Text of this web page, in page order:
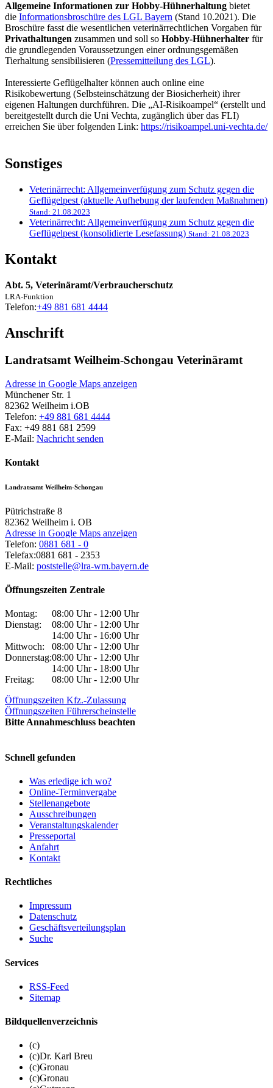
Allgemeine Informationen zur Hobby-Hühnerhaltung bietet
die Informationsbroschüre des LGL Bayern (Stand 10.2021). Die
Broschüre fasst die wesentlichen veterinärrechtlichen Vorgaben für
Privathaltungen zusammen und soll so Hobby-Hühnerhalter für
die grundlegenden Voraussetzungen einer ordnungsgemäßen
Tierhaltung sensibilisieren (Pressemitteilung des LGL).
Interessierte Geflügelhalter können auch online eine
Risikobewertung (Selbsteinschätzung der Biosicherheit) ihrer
eigenen Haltungen durchführen. Die „AI-Risikoampel“ (erstellt und
bereitgestellt durch die Uni Vechta, zugänglich über das FLI)
erreichen Sie über folgenden Link: https://risikoampel.uni-vechta.de/
Sonstiges
Veterinärrecht: Allgemeinverfügung zum Schutz gegen die
Geflügelpest (aktuelle Aufhebung der laufenden Maßnahmen)
Stand: 21.08.2023
Veterinärrecht: Allgemeinverfügung zum Schutz gegen die
Geflügelpest (konsolidierte Lesefassung) Stand: 21.08.2023
Kontakt
Abt. 5, Veterinäramt/Verbraucherschutz
LRA-Funktion
Telefon:+49 881 681 4444
Anschrift
Landratsamt Weilheim-Schongau Veterinäramt
Adresse in Google Maps anzeigen
Münchener Str. 1
82362 Weilheim i.OB
Telefon: +49 881 681 4444
Fax: +49 881 681 2599
E-Mail: Nachricht senden
Kontakt
Landratsamt Weilheim-Schongau
Pütrichstraße 8
82362 Weilheim i. OB
Adresse in Google Maps anzeigen
Telefon: 0881 681 - 0
Telefax:0881 681 - 2353
E-Mail: poststelle@lra-wm.bayern.de
Öffnungszeiten Zentrale
Montag:
08:00 Uhr - 12:00 Uhr
Dienstag:
08:00 Uhr - 12:00 Uhr
14:00 Uhr - 16:00 Uhr
Mittwoch:
08:00 Uhr - 12:00 Uhr
Donnerstag:08:00 Uhr - 12:00 Uhr
14:00 Uhr - 18:00 Uhr
Freitag:
08:00 Uhr - 12:00 Uhr
Öffnungszeiten Kfz.-Zulassung
Öffnungszeiten Führerscheinstelle
Bitte Annahmeschluss beachten
Schnell gefunden
Was erledige ich wo?
Online-Terminvergabe
Stellenangebote
Ausschreibungen
Veranstaltungskalender
Presseportal
Anfahrt
Kontakt
Rechtliches
Impressum
Datenschutz
Geschäftsverteilungsplan
Suche
Services
RSS-Feed
Sitemap
Bildquellenverzeichnis
(c)
(c)Dr. Karl Breu
(c)Gronau
(c)Gronau